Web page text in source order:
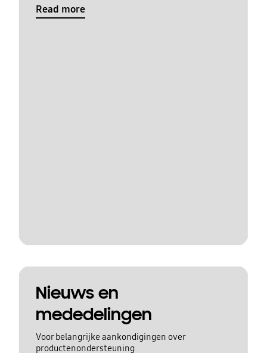
Read more
Nieuws en
mededelingen
Voor belangrijke aankondigingen over
productenondersteuning